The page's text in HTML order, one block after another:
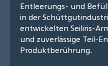
Entleerungs- und
in der
entwickelten Seiliris-
und zuverlässige Teil-
Produktberührung.